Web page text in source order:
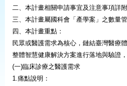
二、本計畫相關申請事宜及注意事項詳
三、本計畫屬國科會「產學案」之數量
四、本計畫重點：
民眾或醫護需求為核心，鏈結臺灣醫療
整體智慧健康解決方案進行落地與驗證
(一)臨床診療之醫護需求
1.痛點說明：